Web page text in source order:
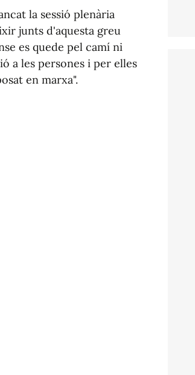
la sessió plenària
junts d'aquesta greu
es quede pel camí ni
a les persones i per elles
en marxa".